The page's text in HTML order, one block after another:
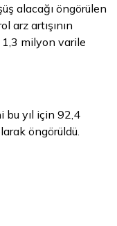
alacağı öngörülen
arz artışının
milyon varile
bu yıl için 92,4
öngörüldü.